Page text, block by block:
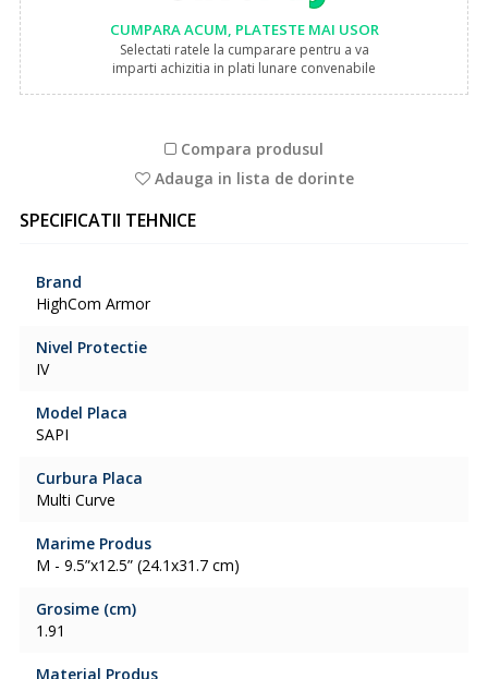
CUMPARA ACUM, PLATESTE MAI USOR
Selectati ratele la cumparare pentru a va
imparti achizitia in plati lunare convenabile
Compara produsul
Adauga in lista de dorinte
SPECIFICATII TEHNICE
Brand
HighCom Armor
Nivel Protectie
IV
Model Placa
SAPI
Curbura Placa
Multi Curve
Marime Produs
M - 9.5”x12.5” (24.1x31.7 cm)
Grosime (cm)
1.91
Material Produs